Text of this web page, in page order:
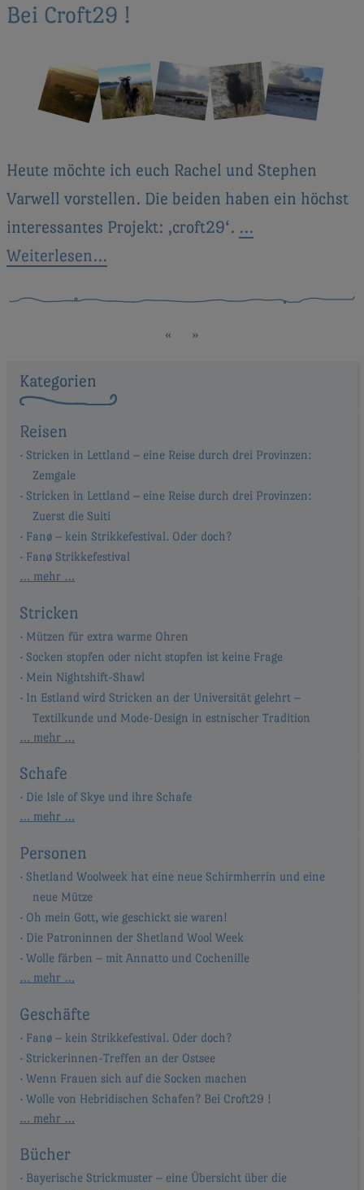
Bei Croft29 !
Heute möchte ich euch Rachel und Stephen
Varwell vorstellen. Die beiden haben ein höchst
interessantes Projekt: ‚croft29‘. …
Weiterlesen…
« »
Kategorien
Reisen
Stricken in Lettland – eine Reise durch drei Provinzen:
Zemgale
Stricken in Lettland – eine Reise durch drei Provinzen:
Zuerst die Suiti
Fanø – kein Strikkefestival. Oder doch?
Fanø Strikkefestival
… mehr …
Stricken
Mützen für extra warme Ohren
Socken stopfen oder nicht stopfen ist keine Frage
Mein Nightshift-Shawl
In Estland wird Stricken an der Universität gelehrt –
Textilkunde und Mode-Design in estnischer Tradition
… mehr …
Schafe
Die Isle of Skye und ihre Schafe
… mehr …
Personen
Shetland Woolweek hat eine neue Schirmherrin und eine
neue Mütze
Oh mein Gott, wie geschickt sie waren!
Die Patroninnen der Shetland Wool Week
Wolle färben – mit Annatto und Cochenille
… mehr …
Geschäfte
Fanø – kein Strikkefestival. Oder doch?
Strickerinnen-Treffen an der Ostsee
Wenn Frauen sich auf die Socken machen
Wolle von Hebridischen Schafen? Bei Croft29 !
… mehr …
Bücher
Bayerische Strickmuster – eine Übersicht über die